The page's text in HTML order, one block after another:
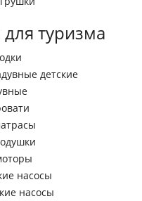
туризма
детские
насосы
насосы